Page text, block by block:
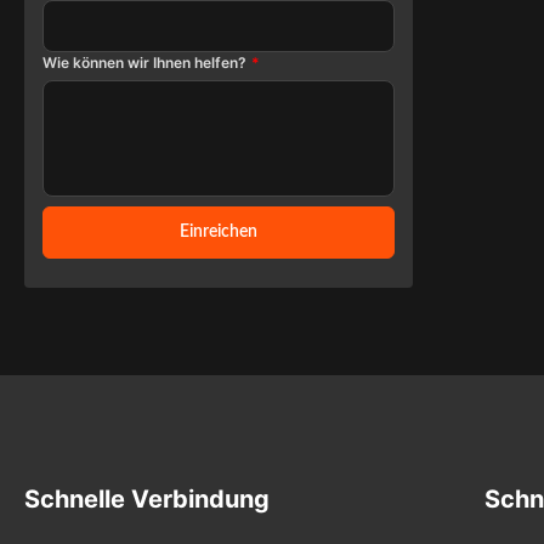
Wie können wir Ihnen helfen? *
Einreichen
Schnelle Verbindung